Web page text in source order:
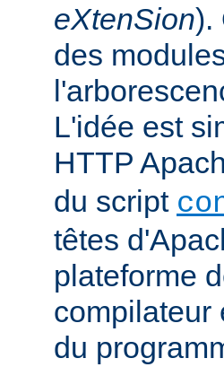
eXtenSion).
des
L'idée est
HTTP
du script
têtes
plateforme
compilateur
du